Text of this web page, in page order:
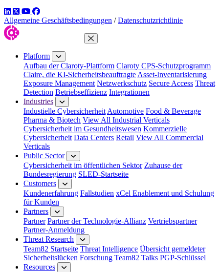
LinkedIn
TwitterYouTube
Facebook
Allgemeine Geschäftsbedingungen / Datenschutzrichtlinie
Close Menu
Platform
Aufbau der Claroty-Plattform Claroty CPS-Schutzprogramm
Claire, die KI-Sicherheitsbeauftragte Asset-Inventarisierung
Exposure Management Netzwerkschutz Secure Access Threat
Detection Betriebseffizienz Integrationen
Industries
Industielle Cybersicherheit Automotive Food & Beverage
Pharma & Biotech View All Industrial Verticals
Cybersicherheit im Gesundheitswesen Kommerzielle
Cybersicherheit Data Centers Retail View All Commercial
Verticals
Public Sector
Cybersicherheit im öffentlichen Sektor Zuhause der
Bundesregierung SLED-Startseite
Customers
Kundenerfahrung Fallstudien xCel Enablement und Schulung
für Kunden
Partners
Partner Partner der Technologie-Allianz Vertriebspartner
Partner-Anmeldung
Threat Research
Team82 Startseite Threat Intelligence Übersicht gemeldeter
Sicherheitslücken Forschung Team82 Talks PGP-Schlüssel
Resources